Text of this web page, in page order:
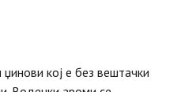
кој е без вештачки